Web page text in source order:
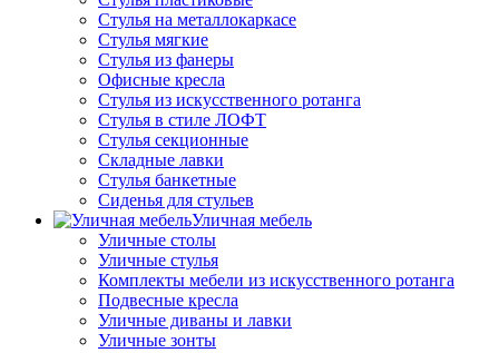
Стулья на металлокаркасе
Стулья мягкие
Стулья из фанеры
Офисные кресла
Стулья из искусственного ротанга
Стулья в стиле ЛОФТ
Стулья секционные
Складные лавки
Стулья банкетные
Сиденья для стульев
Уличная мебель
Уличные столы
Уличные стулья
Комплекты мебели из искусственного ротанга
Подвесные кресла
Уличные диваны и лавки
Уличные зонты